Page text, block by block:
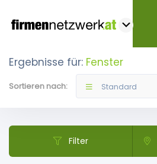
Ergebnisse für: Fenster
Sortieren nach: Standard
Filter